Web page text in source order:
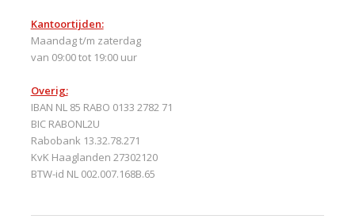
Kantoortijden:
Maandag t/m zaterdag
van 09:00 tot 19:00 uur
Overig:
IBAN NL 85 RABO 0133 2782 71
BIC RABONL2U
Rabobank 13.32.78.271
KvK Haaglanden 27302120
BTW-id NL 002.007.168B.65